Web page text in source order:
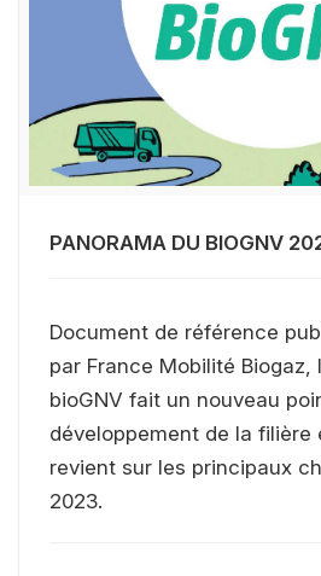
PANORAMA DU BIOGNV
Document de référence
par France Mobilité Biogaz,
bioGNV fait un nouveau
développement de la filière
revient sur les principaux
2023.